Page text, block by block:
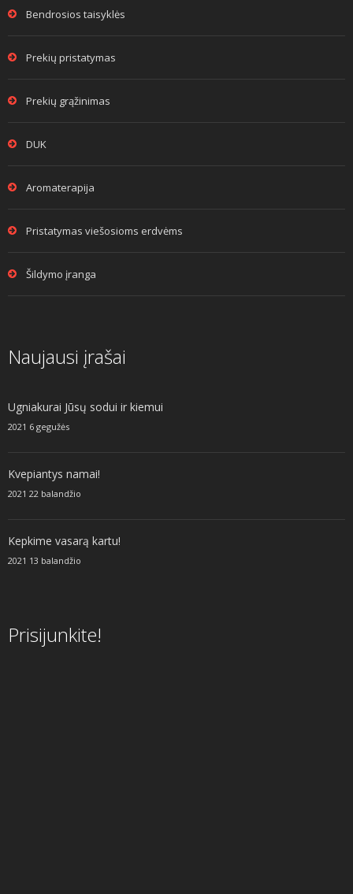
Bendrosios taisyklės
Prekių pristatymas
Prekių grąžinimas
DUK
Aromaterapija
Pristatymas viešosioms erdvėms
Šildymo įranga
Naujausi įrašai
Ugniakurai Jūsų sodui ir kiemui
2021 6 gegužės
Kvepiantys namai!
2021 22 balandžio
Kepkime vasarą kartu!
2021 13 balandžio
Prisijunkite!